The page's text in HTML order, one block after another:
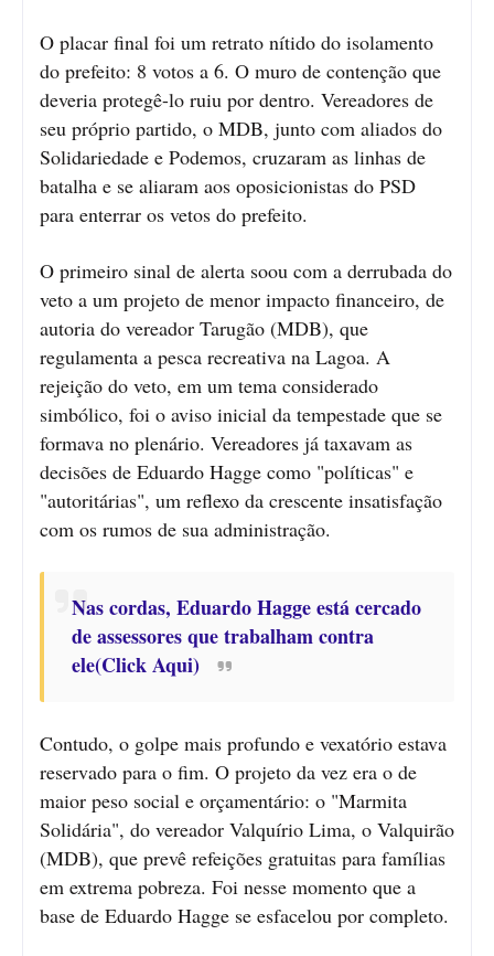
O placar final foi um retrato nítido do isolamento
do prefeito: 8 votos a 6. O muro de contenção que
deveria protegê-lo ruiu por dentro. Vereadores de
seu próprio partido, o MDB, junto com aliados do
Solidariedade e Podemos, cruzaram as linhas de
batalha e se aliaram aos oposicionistas do PSD
para enterrar os vetos do prefeito.
O primeiro sinal de alerta soou com a derrubada do
veto a um projeto de menor impacto financeiro, de
autoria do vereador Tarugão (MDB), que
regulamenta a pesca recreativa na Lagoa. A
rejeição do veto, em um tema considerado
simbólico, foi o aviso inicial da tempestade que se
formava no plenário. Vereadores já taxavam as
decisões de Eduardo Hagge como "políticas" e
"autoritárias", um reflexo da crescente insatisfação
com os rumos de sua administração.
Nas cordas, Eduardo Hagge está cercado
de assessores que trabalham contra
ele(Click Aqui)
Contudo, o golpe mais profundo e vexatório estava
reservado para o fim. O projeto da vez era o de
maior peso social e orçamentário: o "Marmita
Solidária", do vereador Valquírio Lima, o Valquirão
(MDB), que prevê refeições gratuitas para famílias
em extrema pobreza. Foi nesse momento que a
base de Eduardo Hagge se esfacelou por completo.